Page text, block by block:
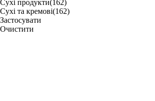
Сухі продукти(162)
Сухі та кремові(162)
Застосувати
Очистити